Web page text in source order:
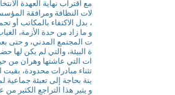
مع اقتراب نهاية العهدة
لات النظافة ومرافقة
، بدل الاكتفاء بالمكاتب أو
و ما زاد من حدة الأزمة،
ت المجتمع المدني، و حتى
ة البيئة، والتي لم يكن لها
ات التي عاشتها وهران من
تثناء مبادرات محدودة،
ينة بحاجة إلى تعبئة جماعية
و يثير هذا التراجع الكثير